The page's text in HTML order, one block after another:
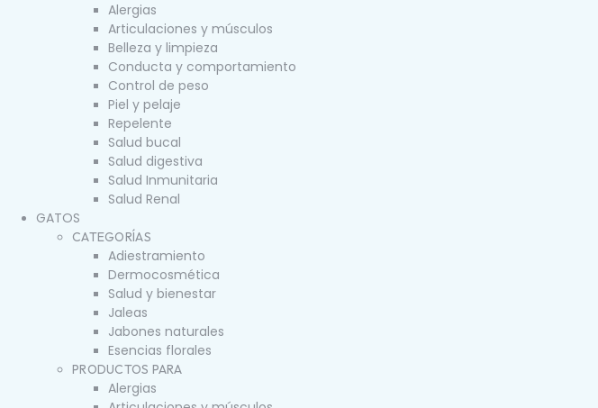
Alergias
Articulaciones y músculos
Belleza y limpieza
Conducta y comportamiento
Control de peso
Piel y pelaje
Repelente
Salud bucal
Salud digestiva
Salud Inmunitaria
Salud Renal
GATOS
CATEGORÍAS
Adiestramiento
Dermocosmética
Salud y bienestar
Jaleas
Jabones naturales
Esencias florales
PRODUCTOS PARA
Alergias